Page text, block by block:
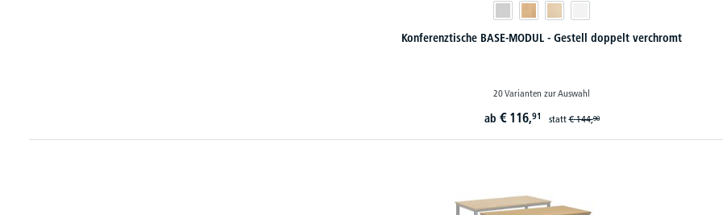
Konferenztische BASE-MODUL - Gestell doppelt verchromt
20 Varianten zur Auswahl
ab € 116,91 statt€ 144,90